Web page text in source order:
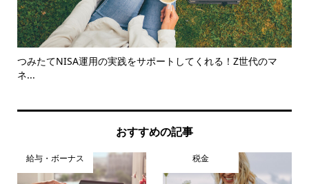
つみたてNISA運用の実践をサポートしてくれる！Z世代のマ
ネ...
おすすめの記事
給与・ボーナス 税金